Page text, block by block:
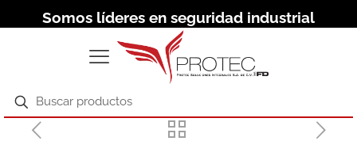
Somos líderes en seguridad industrial